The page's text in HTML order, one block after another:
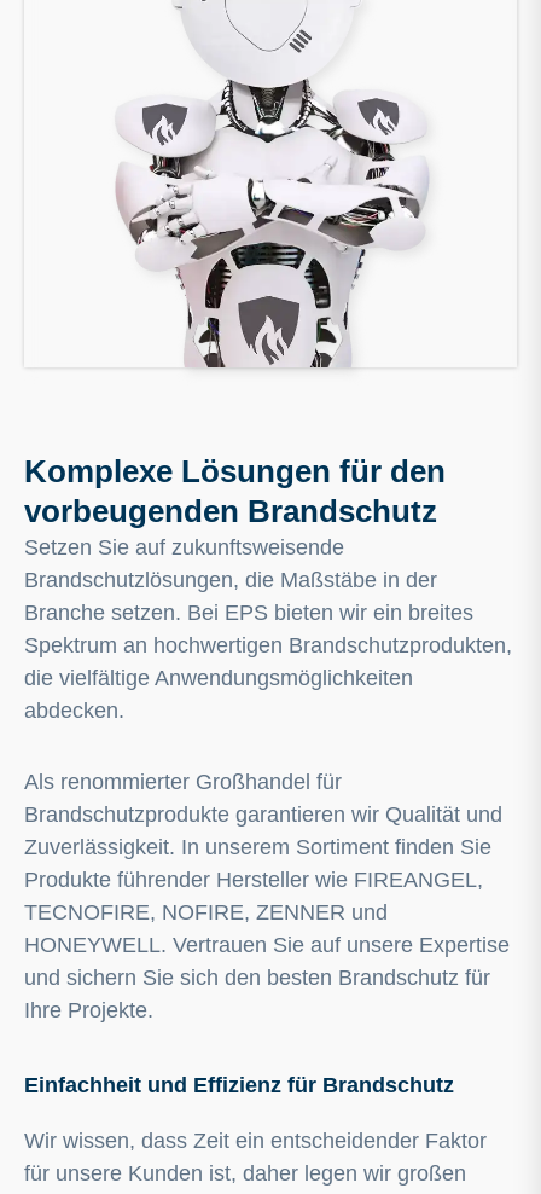
Komplexe Lösungen für den
vorbeugenden Brandschutz
Setzen Sie auf zukunftsweisende
Brandschutzlösungen, die Maßstäbe in der
Branche setzen. Bei EPS bieten wir ein breites
Spektrum an hochwertigen Brandschutzprodukten,
die vielfältige Anwendungsmöglichkeiten
abdecken.
Als renommierter Großhandel für
Brandschutzprodukte garantieren wir Qualität und
Zuverlässigkeit. In unserem Sortiment finden Sie
Produkte führender Hersteller wie FIREANGEL,
TECNOFIRE, NOFIRE, ZENNER und
HONEYWELL. Vertrauen Sie auf unsere Expertise
und sichern Sie sich den besten Brandschutz für
Ihre Projekte.
Einfachheit und Effizienz für Brandschutz
Wir wissen, dass Zeit ein entscheidender Faktor
für unsere Kunden ist, daher legen wir großen